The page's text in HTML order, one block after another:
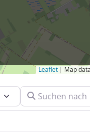
Leaflet | Map
Suchen nach